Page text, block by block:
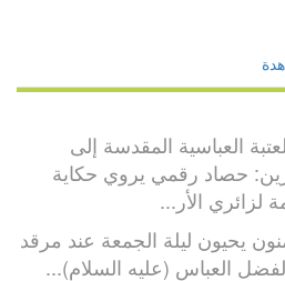
العباسية المقدسة إلى
حصاد رقمي يروي حكاية
لزائري الأر...
يحيون ليلة الجمعة عند مرقد
العباس (عليه السلام)...